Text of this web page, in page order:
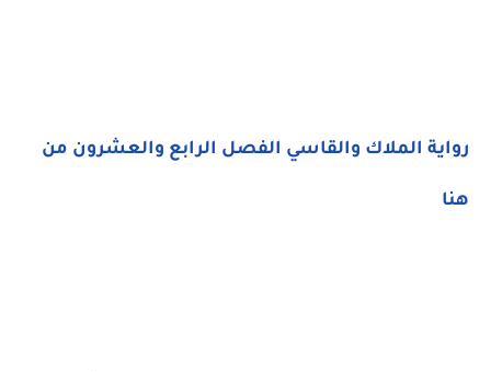
رواية الملاك والقاسي الفصل الرابع والعشرون من
هنا